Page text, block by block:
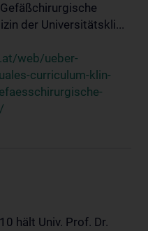
der Universitätskli...
web/ueber-
curriculum-klin-
hält Univ. Prof. Dr.